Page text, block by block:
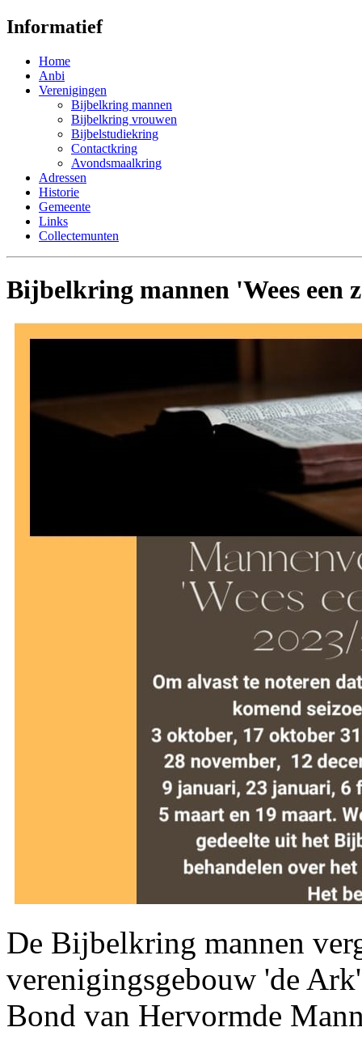
Informatief
Home
Anbi
Verenigingen
Bijbelkring mannen
Bijbelkring vrouwen
Bijbelstudiekring
Contactkring
Avondsmaalkring
Adressen
Historie
Gemeente
Links
Collectemunten
Bijbelkring mannen 'Wees een
De Bijbelkring mannen
verenigingsgebouw 'de
Bond van Hervormde